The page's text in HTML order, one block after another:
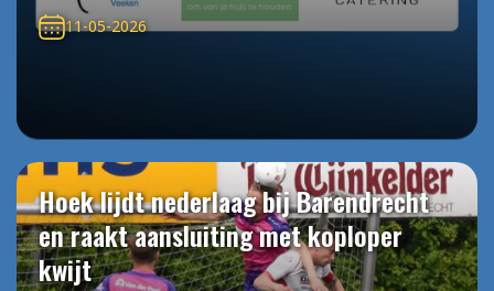
11-05-2026
Hoek lijdt nederlaag bij Barendrecht
en raakt aansluiting met koploper
kwijt